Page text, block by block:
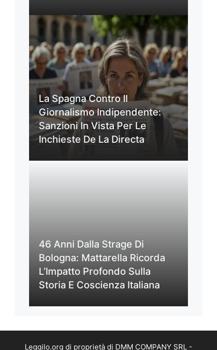
La Spagna Contro Il
Giornalismo Indipendente:
Sanzioni In Vista Per Le
Inchieste De La Directa
46 Anni Dalla Strage Di
Bologna: Mattarella Ricorda
L’Impatto Profondo Sulla
Storia E Coscienza Italiana
Leggilo.org di proprietà di DMM COMPANY SRL -